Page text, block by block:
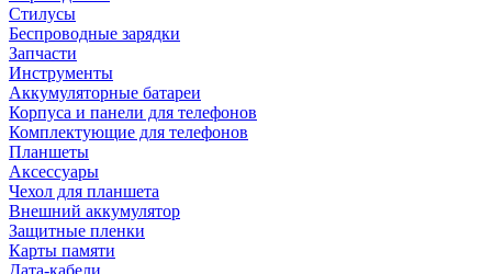
Стилусы
Беспроводные зарядки
Запчасти
Инструменты
Аккумуляторные батареи
Корпуса и панели для телефонов
Комплектующие для телефонов
Планшеты
Аксессуары
Чехол для планшета
Внешний аккумулятор
Защитные пленки
Карты памяти
Дата-кабели